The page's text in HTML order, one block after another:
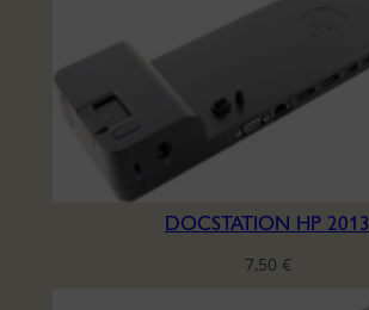
DOCSTATION HP 2013
7,50 €